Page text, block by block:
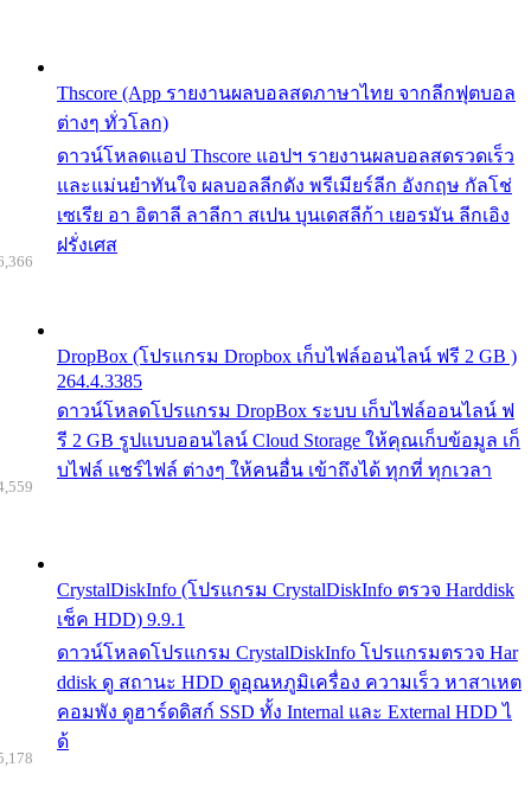
Thscore (App รายงานผลบอลสดภาษาไทย จากลีกฟุตบอล
ต่างๆ ทั่วโลก)
ดาวน์โหลดแอป Thscore แอปฯ รายงานผลบอลสดรวดเร็ว
และแม่นยำทันใจ ผลบอลลีกดัง พรีเมียร์ลีก อังกฤษ กัลโช่
เซเรีย อา อิตาลี ลาลีกา สเปน บุนเดสลีก้า เยอรมัน ลีกเอิง
ฝรั่งเศส
DropBox (โปรแกรม Dropbox เก็บไฟล์ออนไลน์ ฟรี 2 GB )
264.4.3385
ดาวน์โหลดโปรแกรม DropBox ระบบ เก็บไฟล์ออนไลน์ ฟ
รี 2 GB รูปแบบออนไลน์ Cloud Storage ให้คุณเก็บข้อมูล เก็
บไฟล์ แชร์ไฟล์ ต่างๆ ให้คนอื่น เข้าถึงได้ ทุกที่ ทุกเวลา
CrystalDiskInfo (โปรแกรม CrystalDiskInfo ตรวจ Harddisk
เช็ค HDD) 9.9.1
ดาวน์โหลดโปรแกรม CrystalDiskInfo โปรแกรมตรวจ Har
ddisk ดู สถานะ HDD ดูอุณหภูมิเครื่อง ความเร็ว หาสาเหต
คอมพัง ดูฮาร์ดดิสก์ SSD ทั้ง Internal และ External HDD ไ
ด้